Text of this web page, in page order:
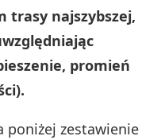
trasy najszybszej,
promień
poniżej zestawienie